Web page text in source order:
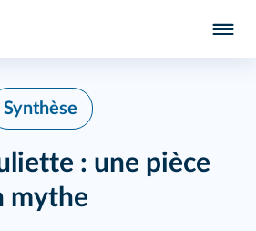
Synthèse
: une pièce
mythe